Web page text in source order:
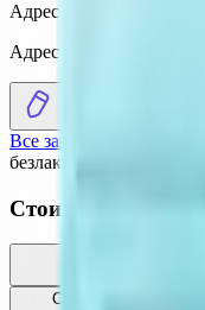
Адрес доставки
Адрес не выбран
Все заведения
безлактозная
Стоит
Смесь сухая